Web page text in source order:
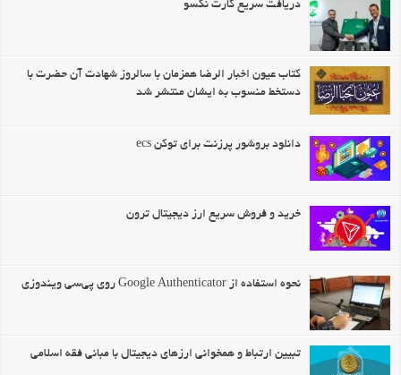
دریافت سریع کارت نکسو
کتاب عیون اخبار الرضا همزمان با سالروز شهادت آن حضرت با
دستخط منسوب به ایشان منتشر شد
دانلود بروشور پرزنت برای توکن ecs
خرید و فروش سریع ارز دیجیتال ترون
نحوه استفاده از Google Authenticator روی پی‌سی ویندوزی
تبیین ارتباط و همخوانی ارزهای دیجیتال با مبانی فقه اسلامی